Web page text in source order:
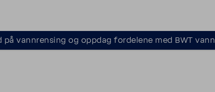
vannrensing og oppdag fordelene med BWT vann